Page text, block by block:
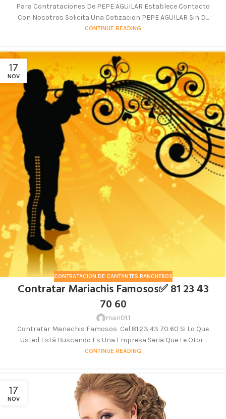
Para Contrataciones De PEPE AGUILAR Establece Contacto
Con Nosotros Solicita Una Cotizacion PEPE AGUILAR Sin D...
CONTINUE READING
17
NOV
CONTRATACION DE CANTANTES RANCHEROS
Contratar Mariachis Famosos✅ 81 23 43
70 60
mari01.1
Contratar Mariachis Famosos Cel 81 23 43 70 60 Si Lo Que
Usted Está Buscando Es Una Empresa Seria Que Le Otor...
CONTINUE READING
17
NOV